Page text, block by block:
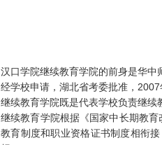
汉口学院继续教育学院的前身是华中
经学校申请，湖北省考委批准，
继续教育学院既是代表学校负责继续
继续教育学院根据《国家中长期教
教育制度和职业资格证书制度相衔